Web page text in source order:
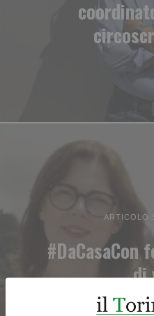
ARTICOLO
#DaCasaCon
di